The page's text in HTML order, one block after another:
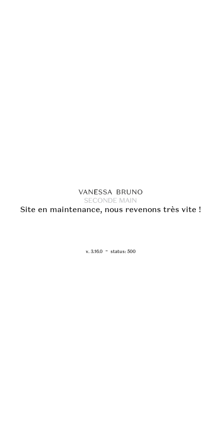
Site en maintenance, nous revenons très vite !
v. 3.16.0- status: 500